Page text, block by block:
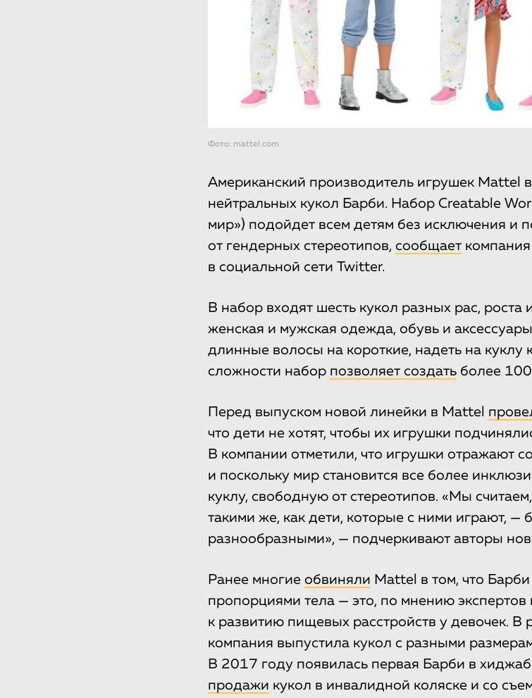
Фото: mattel.com
Американский производитель игрушек Mattel
нейтральных кукол Барби. Набор Creatable
мир») подойдет всем детям без исключения и
от гендерных стереотипов, сообщаеткомпания
в социальной сети Twitter.
В набор входят шесть кукол разных рас, роста
женская и мужская одежда, обувь и
длинные волосы на короткие, надеть на
сложности набор позволяет создатьболее 100
Перед выпуском новой линейки в Mattel
что дети не хотят, чтобы их игрушки
В компании отметили, что игрушки отражают
и поскольку мир становится все более
куклу, свободную от стереотипов. «Мы
такими же, как дети, которые с ними играют, —
разнообразными», — подчеркивают авторы
Ранее многие обвиняли Mattel в том, что
пропорциями тела — это, по мнению экспертов
к развитию пищевых расстройств у девочек. В
компания выпустила кукол с разными
В 2017 году появилась первая Барби в
продажи кукол в инвалидной коляске и со